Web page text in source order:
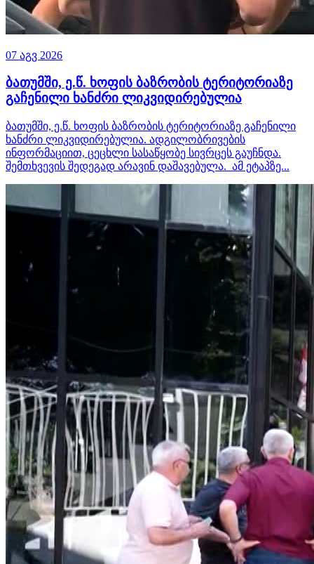
07 აგვ 2026
ბათუმში, ე.წ. ხოფის ბაზრობის ტერიტორიაზე
გაჩენილი ხანძრი ლიკვიდირებულია
ბათუმში, ე.წ. ხოფის ბაზრობის ტერიტორიაზე გაჩენილი
ხანძრი ლიკვიდირებულია. ადგილობრივების
ინფორმაციით, ცეცხლი სასაწყობე სივრცეს გაუჩნდა.
შემთხვევის შედეგად არავინ დაშავებულა. ამ ეტაპზე...